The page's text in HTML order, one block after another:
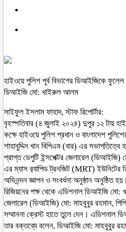
হাইওয়ে পুলিশ পূর্ব বিভাগের ডিআইজিকে
ডিআইজি মো: খাইরুল আলম
সাইফুল ইসলাম ফাহাদ, স্টাফ রিপোর্টার:
বৃহস্পতিবার (৪ জুলাই ২০২৪) দুপুর ১২ টায়
কক্ষে হাইওয়ে পুলিশ প্রধান ও বাংলাদেশ
শাহাবুদ্দিন খান বিপিএম (বার) এর সভাপতিত্বে
প্রাপ্ত ডেপুটি ইন্সপেক্টর জেলারেল (ডিআইজি)
এর ম্যাস র‍্যাপিড ট্রনজিট (MRT) ইউনিটের
অভিনন্দন জ্ঞাপন ও সংবর্ধনা অনুষ্ঠান অনুষ্ঠিত
রিজিয়নের পক্ষ থেকে এডিশনাল ডিআইজি মো:
জেলারেল (ডিআইজি) মো: মাহবুবুর রহমান,
সম্মাননা ক্রেস্ট হাতে তুলে দেন।
তার বক্তব্যে বলেন, ডিআইজি মো: মাহবুবুর